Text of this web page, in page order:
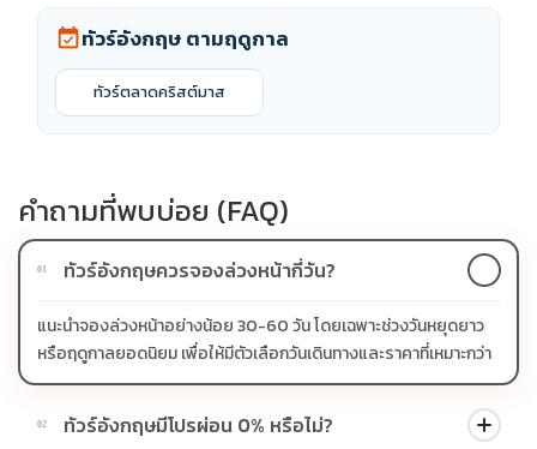
event_availableทัวร์อังกฤษ ตามฤดูกาล
ทัวร์ตลาดคริสต์มาส
คำถามที่พบบ่อย (FAQ)
01 ทัวร์อังกฤษควรจองล่วงหน้ากี่วัน?
แนะนำจองล่วงหน้าอย่างน้อย 30-60 วัน โดยเฉพาะช่วงวันหยุดยาว
หรือฤดูกาลยอดนิยม เพื่อให้มีตัวเลือกวันเดินทางและราคาที่เหมาะกว่า
02 ทัวร์อังกฤษมีโปรผ่อน 0% หรือไม่?